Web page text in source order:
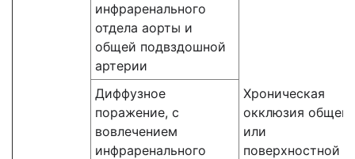
инфраренального
отдела аорты и
общей подвздошной
артерии
Хроническая
окклюзия общей
или
поверхностной
Диффузное
поражение, с
вовлечением
инфраренального